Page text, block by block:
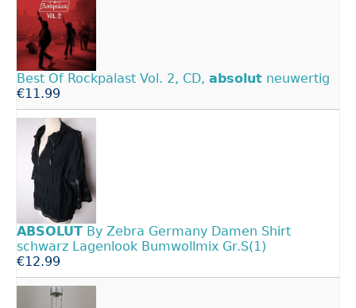
Best Of Rockpalast Vol. 2, CD, absolut neuwertig
€11.99
ABSOLUT By Zebra Germany Damen Shirt
schwarz Lagenlook Bumwollmix Gr.S(1)
€12.99